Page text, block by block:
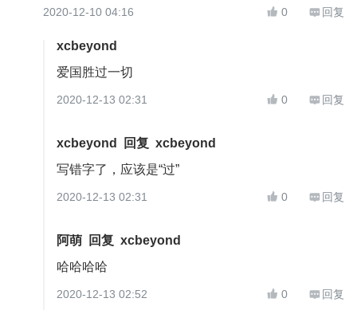
2020-12-10 04:16  0  回复
xcbeyond
爱国胜过一切
2020-12-13 02:31  0  回复
xcbeyond 回复 xcbeyond
写错字了，应该是“过”
2020-12-13 02:31  0  回复
阿萌 回复 xcbeyond
哈哈哈哈
2020-12-13 02:52  0  回复